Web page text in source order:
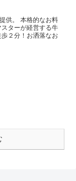
供。 本格的なお料
ターが経営する牛
２分！お洒落なお